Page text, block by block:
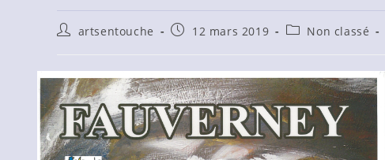
Auteur/autrice
publication :
artsentouche
Publication
12 mars 2019
PostNon classé